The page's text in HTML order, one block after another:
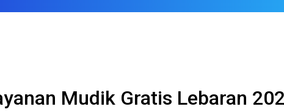
Mudik Gratis Lebaran